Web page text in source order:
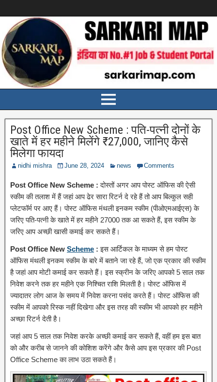
Post Office New Scheme : पति-पत्नी दोनों के
खाते में हर महीने मिलेंगे ₹27,000, जानिए कैसे
मिलेगा फायदा
nidhi mishra June 28, 2024 news Comments
Post Office New Scheme :दोस्तों अगर आप पोस्ट ऑफिस की ऐसी
स्कीम की तलाश में हैं जहां आप ढेर सारा रिटर्न दे रहे हैं तो आप बिल्कुल सही
प्लेटफॉर्म पर आए हैं। पोस्ट ऑफिस मंथली इनकम स्कीम (पीओएमआईएस) के
जरिए पति-पत्नी के खाते में हर महीने 27000 तक आ सकते हैं, इस स्कीम के
जरिए आप अच्छी खासी कमाई कर सकते हैं।
Post Office New Scheme :इस आर्टिकल के माध्यम से हम पोस्ट
ऑफिस मंथली इनकम स्कीम के बारे में बताने जा रहे हैं, जो एक प्रकार की स्कीम
है जहां आप मोटी कमाई कर सकते हैं। इस स्क्रीन के जरिए आपको 5 साल तक
निवेश करने तक हर महीने एक निश्चित राशि मिलती है। पोस्ट ऑफिस में
ज्यादातर लोग आज के समय में निवेश करना पसंद करते हैं। पोस्ट ऑफिस की
स्कीम में आपको रिस्क नहीं दिखेगा और इस तरह की स्कीम भी आपको हर महीने
अच्छा रिटर्न देती है।
जहां आप 5 साल तक निवेश करके अच्छी कमाई कर सकते हैं, वहीं हम इस बात
को और करीब से जानने की कोशिश करेंगे और कैसे आप इस प्रकार की Post
Office Scheme का लाभ उठा सकते हैं।